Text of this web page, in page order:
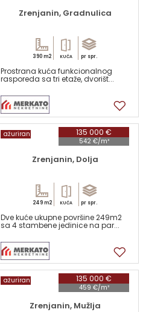
Zrenjanin, Gradnulica
390 m2 KUĆA pr spr.
Prostrana kuća funkcionalnog
rasporeda sa tri etaže, dvorišt...
135 000 €
542 €/m²
ažuriran
Zrenjanin, Dolja
249 m2 KUĆA pr spr.
Dve kuće ukupne površine 249m2
sa 4 stambene jedinice na par...
135 000 €
459 €/m²
ažuriran
Zrenjanin, Mužlja